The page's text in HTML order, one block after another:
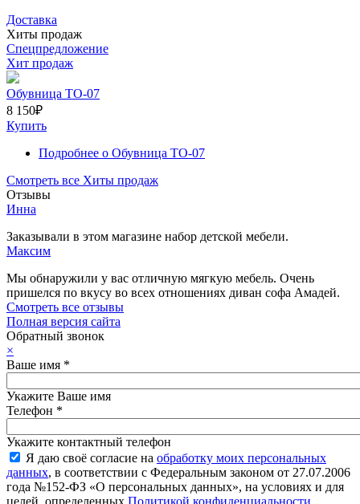
Доставка
Хиты продаж
Спецпредложение
Хит продаж
Обувница ТО-07
8 150₽
Купить
Подробнее о Обувница ТО-07
Смотреть все Хиты продаж
Отзывы
Инна
Заказывали в этом магазине набор детской мебели.
Максим
Мы обнаружили у вас отличную мягкую мебель. Очень
пришелся по вкусу во всех отношениях диван софа Амадей.
Смотреть все отзывы
Полная версия сайта
Обратный звонок
×
Ваше имя *
Укажите Ваше имя
Телефон *
Укажите контактный телефон
Я даю своё согласие на обработку моих персональных
данных, в соответствии с Федеральным законом от 27.07.2006
года №152-ФЗ «О персональных данных», на условиях и для
целей, определенных Политикой конфиденциальности